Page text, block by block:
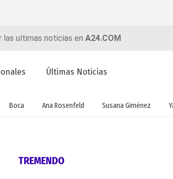
las ultimas noticias en A24.COM
Últimas Noticias
Boca Ana Rosenfeld Susana Giménez
TREMENDO